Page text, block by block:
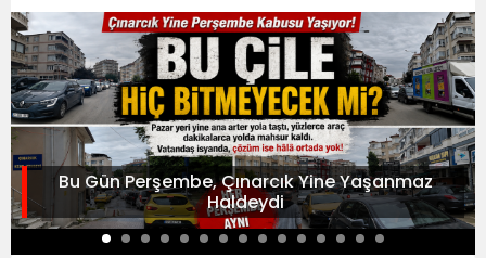
Bu Gün Perşembe, Çınarcık Yine Yaşanmaz
Haldeydi